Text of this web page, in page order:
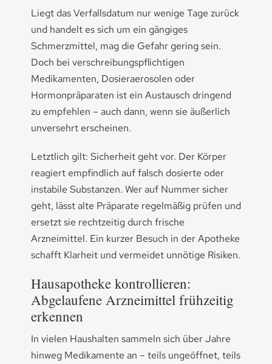
Liegt das Verfallsdatum nur wenige Tage zurück
und handelt es sich um ein gängiges
Schmerzmittel, mag die Gefahr gering sein.
Doch bei verschreibungspflichtigen
Medikamenten, Dosieraerosolen oder
Hormonpräparaten ist ein Austausch dringend
zu empfehlen – auch dann, wenn sie äußerlich
unversehrt erscheinen.
Letztlich gilt: Sicherheit geht vor. Der Körper
reagiert empfindlich auf falsch dosierte oder
instabile Substanzen. Wer auf Nummer sicher
geht, lässt alte Präparate regelmäßig prüfen und
ersetzt sie rechtzeitig durch frische
Arzneimittel. Ein kurzer Besuch in der Apotheke
schafft Klarheit und vermeidet unnötige Risiken.
Hausapotheke kontrollieren:
Abgelaufene Arzneimittel frühzeitig
erkennen
In vielen Haushalten sammeln sich über Jahre
hinweg Medikamente an – teils ungeöffnet, teils